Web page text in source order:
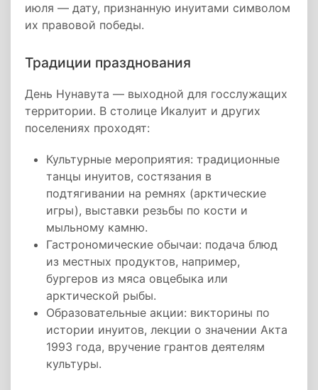
июля — дату, признанную инуитами символом
их правовой победы.
Традиции празднования
День Нунавута — выходной для госслужащих
территории. В столице Икалуит и других
поселениях проходят:
Культурные мероприятия: традиционные
танцы инуитов, состязания в
подтягивании на ремнях (арктические
игры), выставки резьбы по кости и
мыльному камню.
Гастрономические обычаи: подача блюд
из местных продуктов, например,
бургеров из мяса овцебыка или
арктической рыбы.
Образовательные акции: викторины по
истории инуитов, лекции о значении Акта
1993 года, вручение грантов деятелям
культуры.